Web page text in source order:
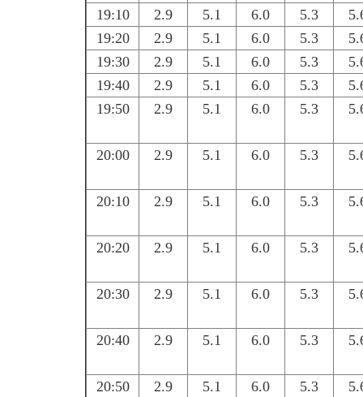
19:10
2.9 5.1 6.0 5.3
19:20
2.9 5.1 6.0 5.3
19:30
2.9 5.1 6.0 5.3
19:40
2.9 5.1 6.0 5.3
19:50
2.9 5.1 6.0 5.3
20:00 2.9 5.1 6.0 5.3
20:10 2.9 5.1 6.0 5.3
20:20 2.9 5.1 6.0 5.3
20:30 2.9 5.1 6.0 5.3
20:40 2.9 5.1 6.0 5.3
20:50 2.9 5.1 6.0 5.3